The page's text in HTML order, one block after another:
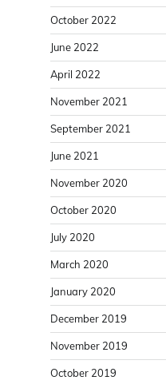
October 2022
June 2022
April 2022
November 2021
September 2021
June 2021
November 2020
October 2020
July 2020
March 2020
January 2020
December 2019
November 2019
October 2019